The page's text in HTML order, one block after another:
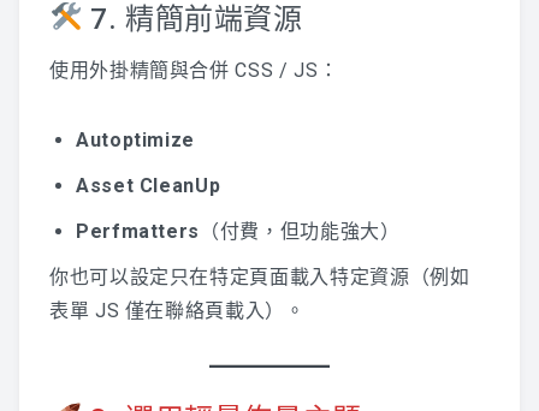
7. 精簡前端資源
使用外掛精簡與合併 CSS / JS：
Autoptimize
Asset CleanUp
Perfmatters
（付費，但功能強大）
你也可以設定只在特定頁面載入特定資源（例如
表單 JS 僅在聯絡頁載入）。